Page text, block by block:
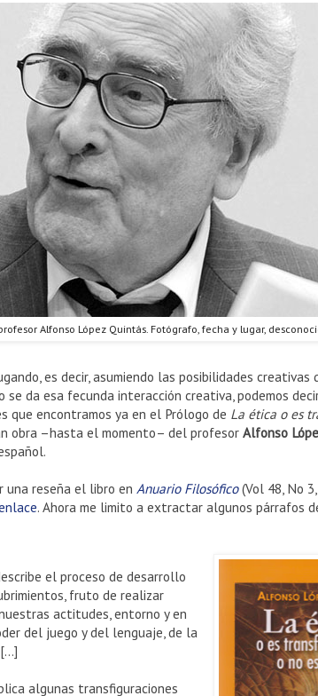
Alfonso López Quintás. Fotógrafo, fecha y lugar,
es decir, asumiendo las posibilidades creativas
se da esa fecunda interacción creativa, podemos
que encontramos ya en el Prólogo de La ética o es
obra –hasta el momento– del profesorAlfonso
una reseña el libro en Anuario Filosófico (Vol 48, No
. Ahora me limito a extractar algunos párrafos
el proceso de desarrollo
fruto de realizar
actitudes, entorno y en
del juego y del lenguaje, de la
algunas transfiguraciones